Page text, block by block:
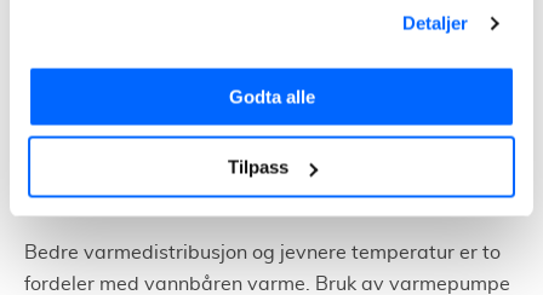
Detaljer
Godta alle
Tilpass
boligen via vannbåren gulvvarme eller radiatorer.
Varmen brukes som oftest til å oppvarme tappevann
og oppvarming av selve boligen via et vannbåret
system.
Bedre varmedistribusjon og jevnere temperatur er to
fordeler med vannbåren varme. Bruk av varmepumpe